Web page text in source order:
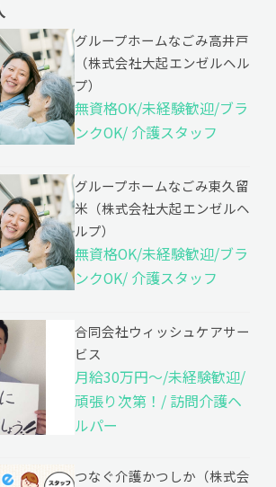
グループホームなごみ高井戸
（株式会社大起エンゼルヘル
プ）
無資格OK/未経験歓迎/ブラ
ンクOK/ 介護スタッフ
グループホームなごみ東久留
米（株式会社大起エンゼルヘ
ルプ）
無資格OK/未経験歓迎/ブラ
ンクOK/ 介護スタッフ
合同会社ウィッシュケアサー
ビス
月給30万円～/未経験歓迎/
頑張り次第！/ 訪問介護ヘ
ルパー
つなぐ介護かつしか（株式会